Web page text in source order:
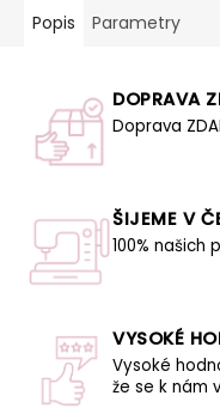
Popis Parametry
DOPRAVA
Doprava
ŠIJEME V
100% našich
VYSOKÉ
Vysoké
že se k nám